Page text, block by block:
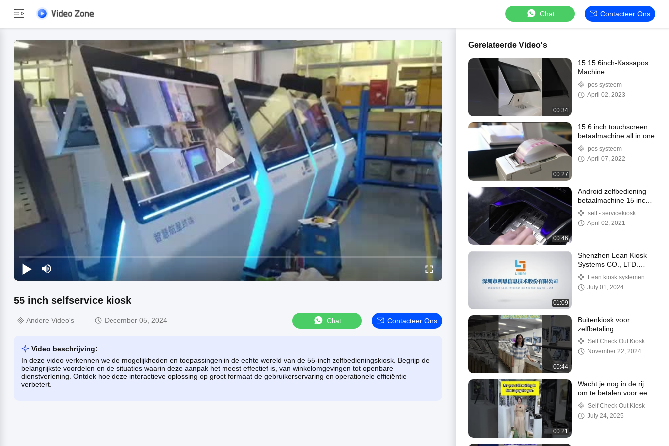
Chat Contacteer Ons
55 inch selfservice kiosk
Andere Video's December 05, 2024 Chat Contacteer Ons
Video beschrijving:
In deze video verkennen we de mogelijkheden en toepassingen in de echte wereld van de 55-inch zelfbedieningskiosk. Begrijp de
belangrijkste voordelen en de situaties waarin deze aanpak het meest effectief is, van winkelomgevingen tot openbare
dienstverlening. Ontdek hoe deze interactieve oplossing op groot formaat de gebruikerservaring en operationele efficiëntie
verbetert.
Gerelateerde Video's
00:34
15 15.6inch-Kassapos
Machine
pos systeem
April 02, 2023
00:27
15.6 inch touchscreen
betaalmachine all in one
pos systeem
April 07, 2022
00:46
Android zelfbediening
betaalmachine 15 inch
voor hotel
self - servicekiosk
April 02, 2021
01:09
Shenzhen Lean Kiosk
Systems CO., LTD.
FabriekLean kiosk systemen
July 01, 2024
00:44
Buitenkiosk voor
zelfbetaling
Self Check Out Kiosk
November 22, 2024
00:21
Wacht je nog in de rij
om te betalen voor een
tankstation?
Self Check Out Kiosk
July 24, 2025